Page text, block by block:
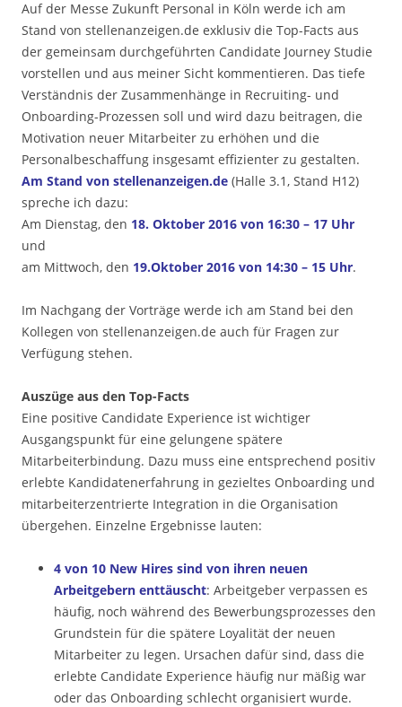
Auf der Messe Zukunft Personal in Köln werde ich am
Stand von stellenanzeigen.de exklusiv die Top-Facts aus
der gemeinsam durchgeführten Candidate Journey Studie
vorstellen und aus meiner Sicht kommentieren. Das tiefe
Verständnis der Zusammenhänge in Recruiting- und
Onboarding-Prozessen soll und wird dazu beitragen, die
Motivation neuer Mitarbeiter zu erhöhen und die
Personalbeschaffung insgesamt effizienter zu gestalten.
Am Stand von stellenanzeigen.de (Halle 3.1, Stand H12)
spreche ich dazu:
Am Dienstag, den 18. Oktober 2016 von 16:30 – 17 Uhr
und
am Mittwoch, den 19.Oktober 2016 von 14:30 – 15 Uhr.
Im Nachgang der Vorträge werde ich am Stand bei den
Kollegen von stellenanzeigen.de auch für Fragen zur
Verfügung stehen.
Auszüge aus den Top-Facts
Eine positive Candidate Experience ist wichtiger
Ausgangspunkt für eine gelungene spätere
Mitarbeiterbindung. Dazu muss eine entsprechend positiv
erlebte Kandidatenerfahrung in gezieltes Onboarding und
mitarbeiterzentrierte Integration in die Organisation
übergehen. Einzelne Ergebnisse lauten:
4 von 10 New Hires sind von ihren neuen
Arbeitgebern enttäuscht: Arbeitgeber verpassen es
häufig, noch während des Bewerbungsprozesses den
Grundstein für die spätere Loyalität der neuen
Mitarbeiter zu legen. Ursachen dafür sind, dass die
erlebte Candidate Experience häufig nur mäßig war
oder das Onboarding schlecht organisiert wurde.